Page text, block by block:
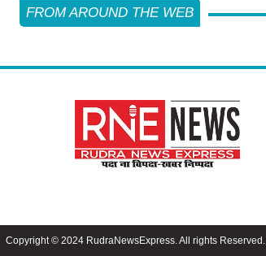
FROM AROUND THE WEB
Copyright © 2024 RudraNewsExpress. All rights Reserved.